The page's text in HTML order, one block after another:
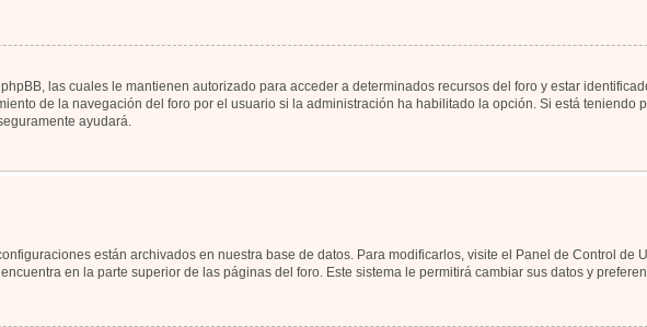
las cuales le mantienen autorizado para acceder a determinados recursos del foro y estar
de la navegación del foro por el usuario si la administración ha habilitado la opción. Si está teniendo
ayudará.
están archivados en nuestra base de datos. Para modificarlos, visite el Panel de Control de
en la parte superior de las páginas del foro. Este sistema le permitirá cambiar sus datos y